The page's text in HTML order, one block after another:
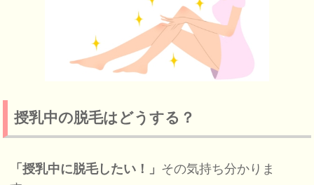
授乳中の脱毛はどうする？
「授乳中に脱毛したい！」 その気持ち分かりま